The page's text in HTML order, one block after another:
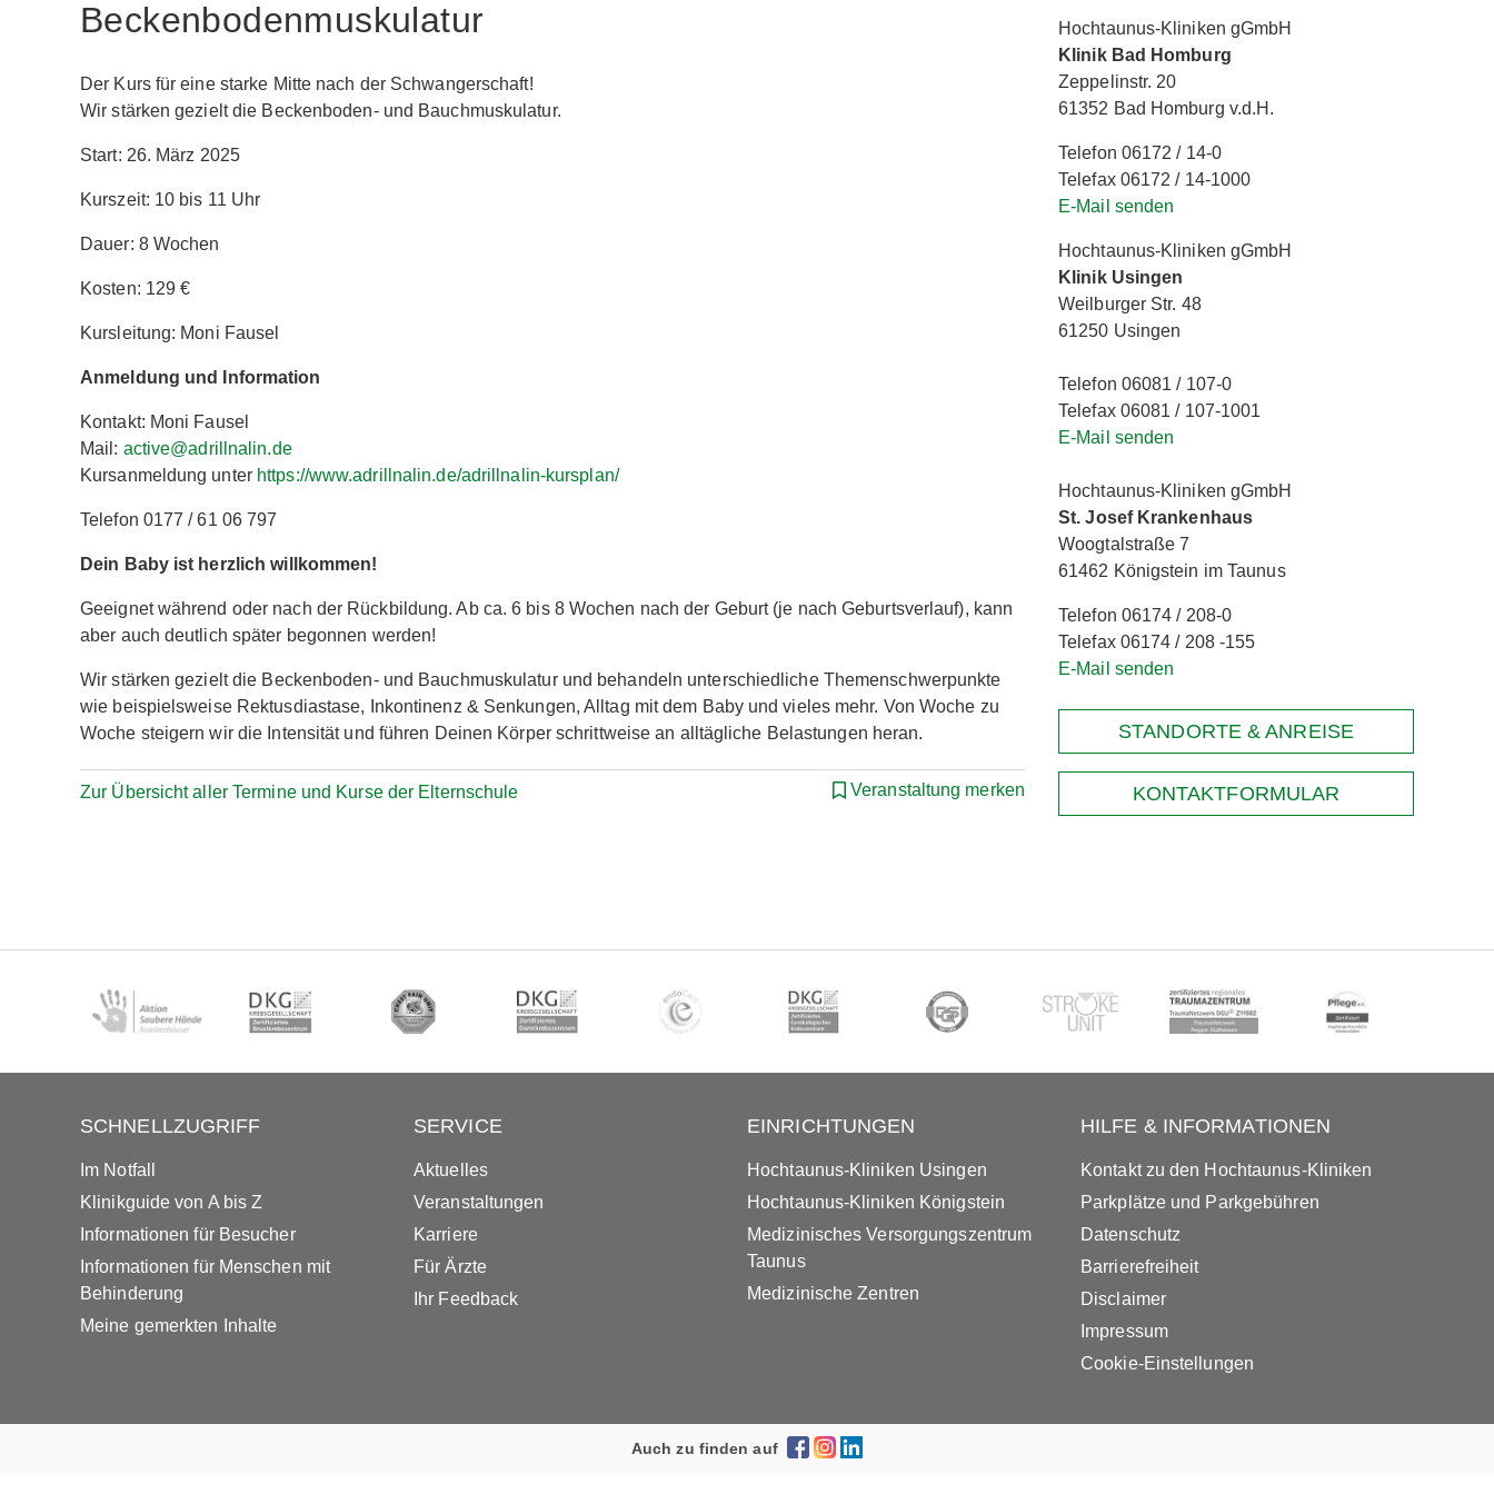
Beckenbodenmuskulatur
Der Kurs für eine starke Mitte nach der Schwangerschaft!
Wir stärken gezielt die Beckenboden- und Bauchmuskulatur.
Start: 26. März 2025
Kurszeit: 10 bis 11 Uhr
Dauer: 8 Wochen
Kosten: 129 €
Kursleitung: Moni Fausel
Anmeldung und Information
Kontakt: Moni Fausel
Mail: active@adrillnalin.de
Kursanmeldung unter https://www.adrillnalin.de/adrillnalin-kursplan/
Telefon 0177 / 61 06 797
Dein Baby ist herzlich willkommen!
Geeignet während oder nach der Rückbildung. Ab ca. 6 bis 8 Wochen nach der Geburt (je nach Geburtsverlauf), kann
aber auch deutlich später begonnen werden!
Wir stärken gezielt die Beckenboden- und Bauchmuskulatur und behandeln unterschiedliche Themenschwerpunkte
wie beispielsweise Rektusdiastase, Inkontinenz & Senkungen, Alltag mit dem Baby und vieles mehr. Von Woche zu
Woche steigern wir die Intensität und führen Deinen Körper schrittweise an alltägliche Belastungen heran.
Zur Übersicht aller Termine und Kurse der Elternschule Veranstaltung merken
Hochtaunus-Kliniken gGmbH
Klinik Bad Homburg
Zeppelinstr. 20
61352 Bad Homburg v.d.H.
Telefon 06172 / 14-0
Telefax 06172 / 14-1000
E-Mail senden
Hochtaunus-Kliniken gGmbH
Klinik Usingen
Weilburger Str. 48
61250 Usingen
Telefon 06081 / 107-0
Telefax 06081 / 107-1001
E-Mail senden
Hochtaunus-Kliniken gGmbH
St. Josef Krankenhaus
Woogtalstraße 7
61462 Königstein im Taunus
Telefon 06174 / 208-0
Telefax 06174 / 208 -155
E-Mail senden
STANDORTE & ANREISE
KONTAKTFORMULAR
SCHNELLZUGRIFF
Im Notfall
Klinikguide von A bis Z
Informationen für Besucher
Informationen für Menschen mit
Behinderung
Meine gemerkten Inhalte
SERVICE
Aktuelles
Veranstaltungen
Karriere
Für Ärzte
Ihr Feedback
EINRICHTUNGEN
Hochtaunus-Kliniken Usingen
Hochtaunus-Kliniken Königstein
Medizinisches Versorgungszentrum
Taunus
Medizinische Zentren
HILFE & INFORMATIONEN
Kontakt zu den Hochtaunus-Kliniken
Parkplätze und Parkgebühren
Datenschutz
Barrierefreiheit
Disclaimer
Impressum
Cookie-Einstellungen
Auch zu finden auf